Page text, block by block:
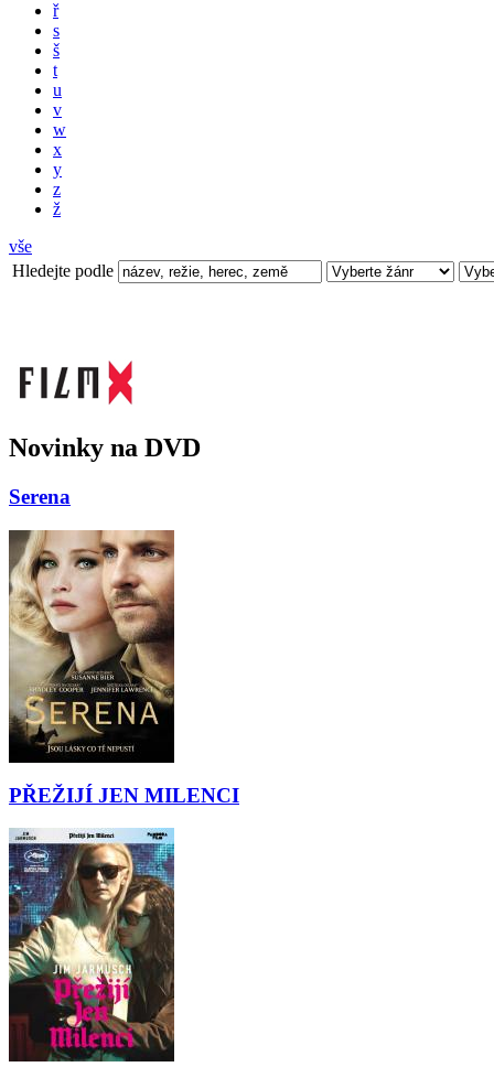
ř
s
š
t
u
v
w
x
y
z
ž
vše
Hledejte podle
Novinky na DVD
Serena
PŘEŽIJÍ JEN MILENCI